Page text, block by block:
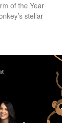
of the Year
stellar